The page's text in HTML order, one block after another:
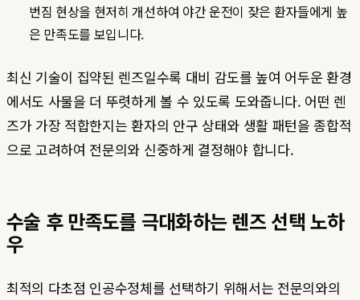
번짐 현상을 현저히 개선하여 야간 운전이 잦은 환자들에게 높
은 만족도를 보입니다.
최신 기술이 집약된 렌즈일수록 대비 감도를 높여 어두운 환경
에서도 사물을 더 뚜렷하게 볼 수 있도록 도와줍니다. 어떤 렌
즈가 가장 적합한지는 환자의 안구 상태와 생활 패턴을 종합적
으로 고려하여 전문의와 신중하게 결정해야 합니다.
수술 후 만족도를 극대화하는 렌즈 선택 노하
우
최적의 다초점 인공수정체를 선택하기 위해서는 전문의와의